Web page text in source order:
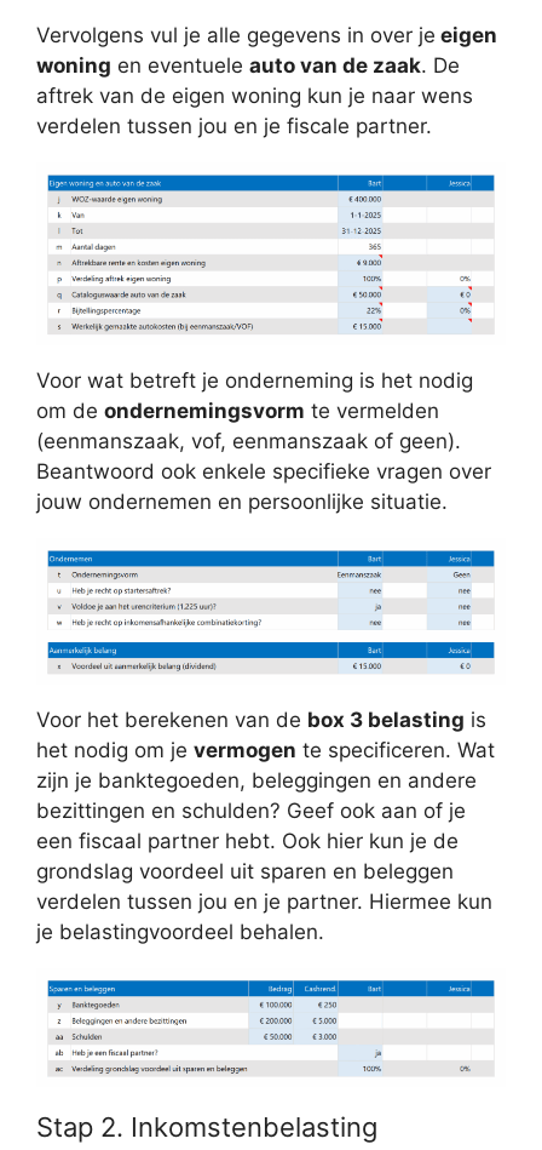
Vervolgens vul je alle gegevens in over je eigen
woning en eventuele auto van de zaak. De
aftrek van de eigen woning kun je naar wens
verdelen tussen jou en je fiscale partner.
Voor wat betreft je onderneming is het nodig
om de ondernemingsvorm te vermelden
(eenmanszaak, vof, eenmanszaak of geen).
Beantwoord ook enkele specifieke vragen over
jouw ondernemen en persoonlijke situatie.
Voor het berekenen van de box 3 belasting is
het nodig om je vermogen te specificeren. Wat
zijn je banktegoeden, beleggingen en andere
bezittingen en schulden? Geef ook aan of je
een fiscaal partner hebt. Ook hier kun je de
grondslag voordeel uit sparen en beleggen
verdelen tussen jou en je partner. Hiermee kun
je belastingvoordeel behalen.
Stap 2. Inkomstenbelasting